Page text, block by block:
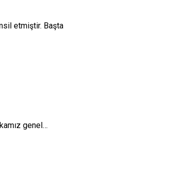
etmiştir. Başta
genel…